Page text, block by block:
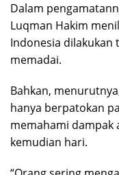
Dalam
Luqman Hakim
Indonesia dilakukan
memadai.
Bahkan,
hanya berpatokan
memahami
kemudian hari.